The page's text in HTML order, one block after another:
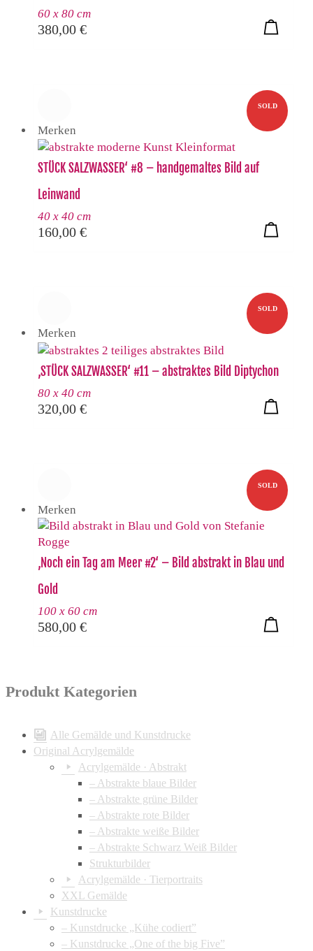
60 x 80 cm
380,00 €
SOLD
Merken
STÜCK SALZWASSER‘ #8 – handgemaltes Bild auf
Leinwand
40 x 40 cm
160,00 €
SOLD
Merken
‚STÜCK SALZWASSER‘ #11 – abstraktes Bild Diptychon
80 x 40 cm
320,00 €
SOLD
Merken
‚Noch ein Tag am Meer #2‘ – Bild abstrakt in Blau und
Gold
100 x 60 cm
580,00 €
Produkt Kategorien
Alle Gemälde und Kunstdrucke
Original Acrylgemälde
Acrylgemälde · Abstrakt
– Abstrakte blaue Bilder
– Abstrakte grüne Bilder
– Abstrakte rote Bilder
– Abstrakte weiße Bilder
– Abstrakte Schwarz Weiß Bilder
Strukturbilder
Acrylgemälde · Tierportraits
XXL Gemälde
Kunstdrucke
– Kunstdrucke „Kühe codiert”
– Kunstdrucke „One of the big Five”